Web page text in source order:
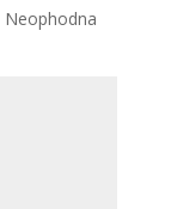
Neophodna